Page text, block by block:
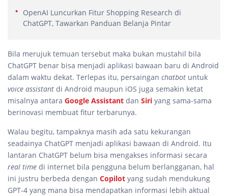
OpenAI Luncurkan Fitur Shopping Research di
ChatGPT, Tawarkan Panduan Belanja Pintar
Bila merujuk temuan tersebut maka bukan mustahil bila
ChatGPT benar bisa menjadi aplikasi bawaan baru di Android
dalam waktu dekat. Terlepas itu, persaingan chatbot untuk
voice assistant di Android maupun iOS juga semakin ketat
misalnya antara Google Assistant dan Siri yang sama-sama
berinovasi membuat fitur terbarunya.
Walau begitu, tampaknya masih ada satu kekurangan
seadainya ChatGPT menjadi aplikasi bawaan di Android. Itu
lantaran ChatGPT belum bisa mengakses informasi secara
real time di internet bila pengguna belum berlangganan, hal
ini justru berbeda dengan Copilot yang sudah mendukung
GPT-4 yang mana bisa mendapatkan informasi lebih aktual